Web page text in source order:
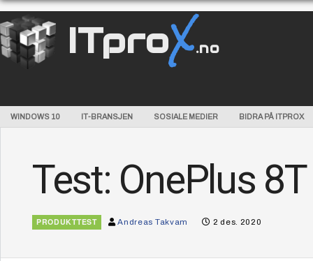
ITproX.no
WINDOWS 10 IT-BRANSJEN SOSIALE MEDIER BIDRA PÅ ITPROX
Test: OnePlus 8T
PRODUKTTEST Andreas Takvam 2 des. 2020